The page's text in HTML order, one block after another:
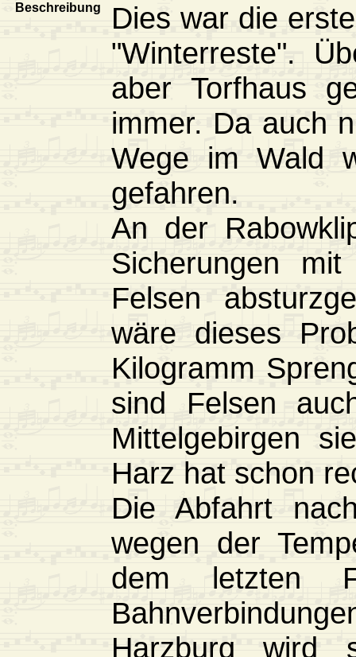
Beschreibung
Dies war die
"Winterreste".
aber Torfhaus
immer. Da auch
Wege im Wald
gefahren.
An der
Sicherungen
Felsen
wäre dieses
Kilogramm
sind Felsen
Mittelgebirgen
Harz hat schon
Die Abfahrt
wegen der
dem letzten
Harzburg wird